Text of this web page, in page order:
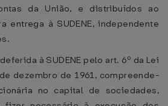
da União, e distribuídos ao
entrega à SUDENE, independente
à SUDENE pelo art. 6º da Lei
dezembro de 1961, compreende-
no capital de sociedades,